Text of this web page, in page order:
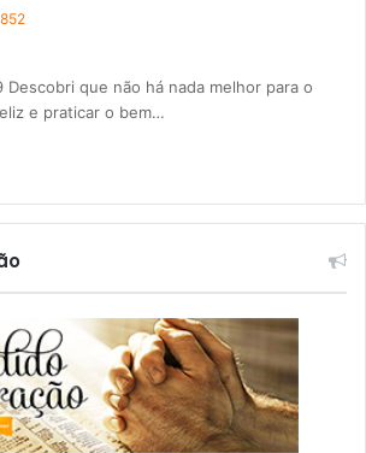
852
Descobri que não há nada melhor para o
e praticar o bem…